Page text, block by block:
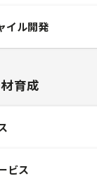
イル開発
育成
ビス